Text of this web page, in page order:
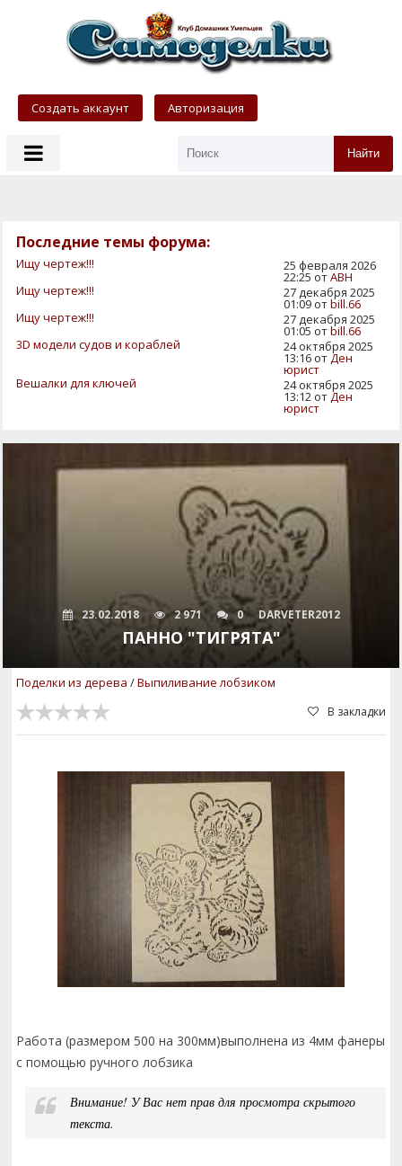
Создать аккаунт Авторизация
Найти
Последние темы форума:
Ищу чертеж!!! 25 февраля 2026
22:25 отАВН
Ищу чертеж!!!
27 декабря 2025
01:09 отbill.66
Ищу чертеж!!!
27 декабря 2025
01:05 отbill.66
3D модели судов и кораблей
24 октября 2025
13:16 отДен
юрист
Вешалки для ключей
24 октября 2025
13:12 отДен
юрист
23.02.2018 2 971 0 DARVETER2012
ПАННО "ТИГРЯТА"
Поделки из дерева /Выпиливание лобзиком
В закладки
Работа (размером 500 на 300мм)выполнена из 4мм фанеры
с помощью ручного лобзика
Внимание! У Вас нет прав для просмотра скрытого
текста.